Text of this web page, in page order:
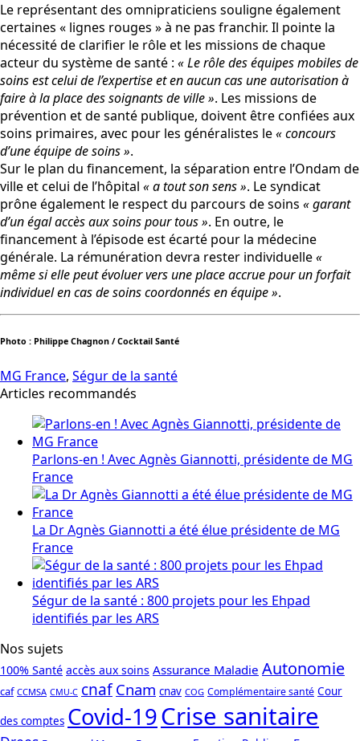
Le représentant des omnipraticiens souligne également
certaines « lignes rouges » à ne pas franchir. Il pointe la
nécessité de clarifier le rôle et les missions de chaque
acteur du système de santé : « Le rôle des équipes mobiles de
soins est celui de l’expertise et en aucun cas une autorisation à
faire à la place des soignants de ville ». Les missions de
prévention et de santé publique, doivent être confiées aux
soins primaires, avec pour les généralistes le« concours
d’une équipe de soins ».
Sur le plan du financement, la séparation entre l’Ondam de
ville et celui de l’hôpital « a tout son sens ». Le syndicat
prône également le respect du parcours de soins « garant
d’un égal accès aux soins pour tous ». En outre, le
financement à l’épisode est écarté pour la médecine
générale. La rémunération devra rester individuelle«
même si elle peut évoluer vers une place accrue pour un forfait
individuel en cas de soins coordonnés en équipe ».
Photo : Philippe Chagnon / Cocktail Santé
MG France, Ségur de la santé
Articles recommandés
Parlons-en ! Avec Agnès Giannotti, présidente de MG
France
La Dr Agnès Giannotti a été élue présidente de MG
France
Ségur de la santé : 800 projets pour les Ehpad
identifiés par les ARS
Nos sujets
100% Santé accès aux soins Assurance Maladie Autonomie
caf CCMSA CMU-C cnaf Cnam cnav COG Complémentaire santé Cour
des comptes Covid-19Crise sanitaire